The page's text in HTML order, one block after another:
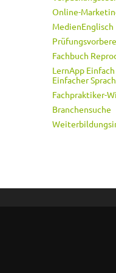
Online-
MedienEnglisch
Fachbuch
LernApp
Einfacher
Fachpraktiker-
Branchensuche